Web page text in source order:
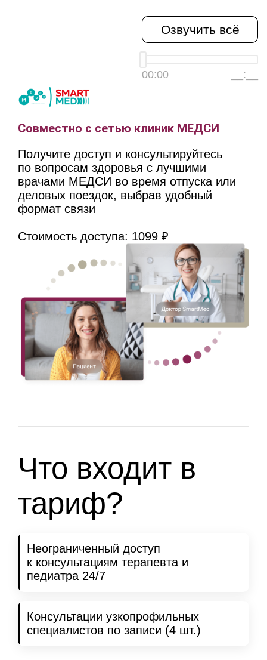
Озвучить всё
00:00 __:__
Совместно с сетью клиник МЕДСИ
Получите доступ и консультируйтесь
по вопросам здоровья с лучшими
врачами МЕДСИ во время отпуска или
деловых поездок, выбрав удобный
формат связи
Стоимость доступа: 1099 ₽
Что входит в
тариф?
Неограниченный доступ
к консультациям терапевта и
педиатра 24/7
Консультации узкопрофильных
специалистов по записи (4 шт.)